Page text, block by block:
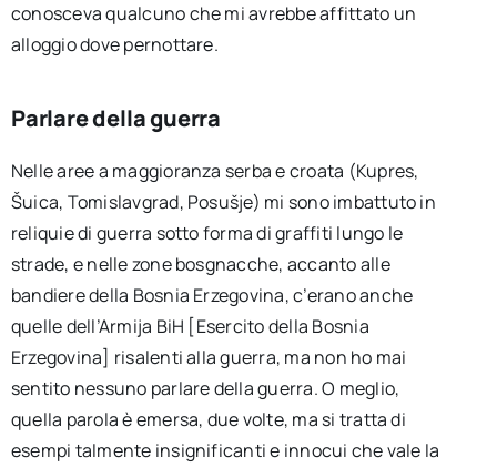
conosceva qualcuno che mi avrebbe affittato un
alloggio dove pernottare.
Parlare della guerra
Nelle aree a maggioranza serba e croata (Kupres,
Šuica, Tomislavgrad, Posušje) mi sono imbattuto in
reliquie di guerra sotto forma di graffiti lungo le
strade, e nelle zone bosgnacche, accanto alle
bandiere della Bosnia Erzegovina, c’erano anche
quelle dell’Armija BiH [Esercito della Bosnia
Erzegovina] risalenti alla guerra, ma non ho mai
sentito nessuno parlare della guerra. O meglio,
quella parola è emersa, due volte, ma si tratta di
esempi talmente insignificanti e innocui che vale la